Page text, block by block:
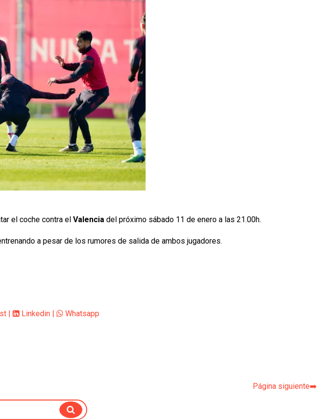
el coche contra el Valencia del próximo sábado 11 de enero a las 21.00h.
a pesar de los rumores de salida de ambos jugadores.
| Linkedin | Whatsapp
Página siguiente➡️